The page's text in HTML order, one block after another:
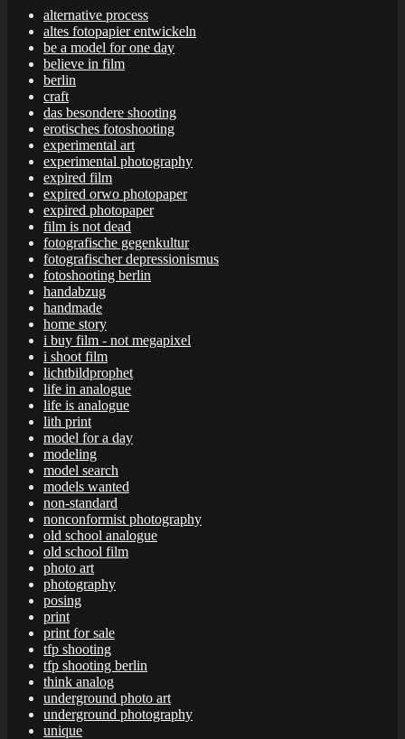
alternative process
altes fotopapier entwickeln
be a model for one day
believe in film
berlin
craft
das besondere shooting
erotisches fotoshooting
experimental art
experimental photography
expired film
expired orwo photopaper
expired photopaper
film is not dead
fotografische gegenkultur
fotografischer depressionismus
fotoshooting berlin
handabzug
handmade
home story
i buy film - not megapixel
i shoot film
lichtbildprophet
life in analogue
life is analogue
lith print
model for a day
modeling
model search
models wanted
non-standard
nonconformist photography
old school analogue
old school film
photo art
photography
posing
print
print for sale
tfp shooting
tfp shooting berlin
think analog
underground photo art
underground photography
unique